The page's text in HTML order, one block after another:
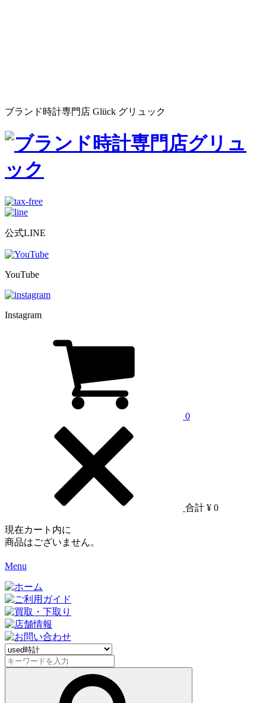
ブランド時計専門店 Glück グリュック
公式LINE
YouTube
Instagram
0
合計 ¥ 0
現在カート内に
商品はございません。
Menu